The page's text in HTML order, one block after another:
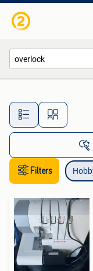
Filters